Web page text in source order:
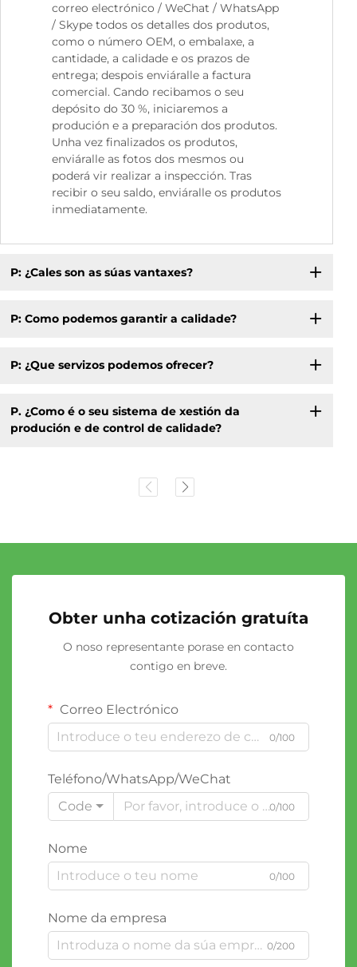
correo electrónico / WeChat / WhatsApp
/ Skype todos os detalles dos produtos,
como o número OEM, o embalaxe, a
cantidade, a calidade e os prazos de
entrega; despois enviáralle a factura
comercial. Cando recibamos o seu
depósito do 30 %, iniciaremos a
produción e a preparación dos produtos.
Unha vez finalizados os produtos,
enviáralle as fotos dos mesmos ou
poderá vir realizar a inspección. Tras
recibir o seu saldo, enviáralle os produtos
inmediatamente.
P: ¿Cales son as súas vantaxes?
P: Como podemos garantir a calidade?
P: ¿Que servizos podemos ofrecer?
P. ¿Como é o seu sistema de xestión da
produción e de control de calidade?
Obter unha cotización gratuíta
O noso representante porase en contacto
contigo en breve.
Correo Electrónico
0/100
Teléfono/WhatsApp/WeChat
Code
0/100
Nome
0/100
Nome da empresa
0/200